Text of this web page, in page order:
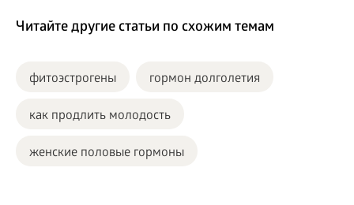
Читайте другие статьи по схожим темам
фитоэстрогены гормон долголетия
как продлить молодость
женские половые гормоны